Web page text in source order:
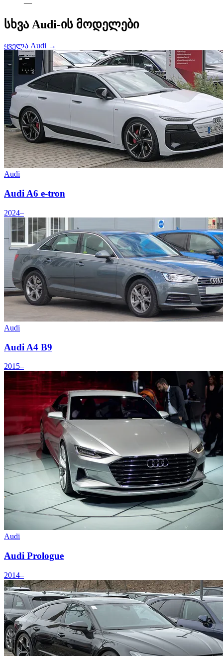
—
სხვა Audi-ის მოდელები
ყველა Audi →
Audi
Audi A6 e-tron
2024–
Audi
Audi A4 B9
2015–
Audi
Audi Prologue
2014–